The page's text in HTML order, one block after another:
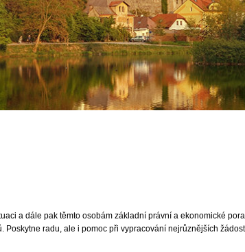
a dále pak těmto osobám základní právní a ekonomické
radu, ale i pomoc při vypracování nejrůznějších